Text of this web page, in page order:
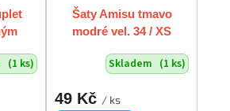
(1 ks)
Šaty Amisu tmavo
modré vel. 34 / XS
Skladem (1 ks)
49 Kč / ks